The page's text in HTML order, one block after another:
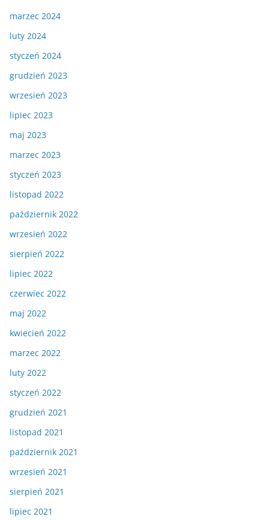
marzec 2024
luty 2024
styczeń 2024
grudzień 2023
wrzesień 2023
lipiec 2023
maj 2023
marzec 2023
styczeń 2023
listopad 2022
październik 2022
wrzesień 2022
sierpień 2022
lipiec 2022
czerwiec 2022
maj 2022
kwiecień 2022
marzec 2022
luty 2022
styczeń 2022
grudzień 2021
listopad 2021
październik 2021
wrzesień 2021
sierpień 2021
lipiec 2021